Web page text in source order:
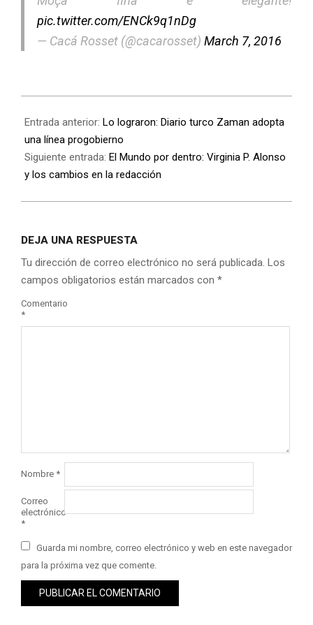
pic.twitter.com/ENCk9q1nDg
— Cacá Rosset (@cacarosset)March 7, 2016
Entrada anterior: Lo lograron: Diario turco Zaman adopta
una línea progobierno
Siguiente entrada: El Mundo por dentro: Virginia P. Alonso
y los cambios en la redacción
DEJA UNA RESPUESTA
Tu dirección de correo electrónico no será publicada. Los
campos obligatorios están marcados con *
Comentario
*
Nombre *
Correo
electrónico
*
Guarda mi nombre, correo electrónico y web en este navegador
para la próxima vez que comente.